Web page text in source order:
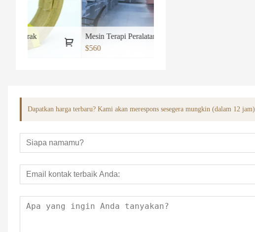
Mesin Terapi Peralatan Tingkat Laser Dingin Medis No2
$560
Dapatkan harga terbaru? Kami akan merespons sesegera mungkin (dalam 12 jam)